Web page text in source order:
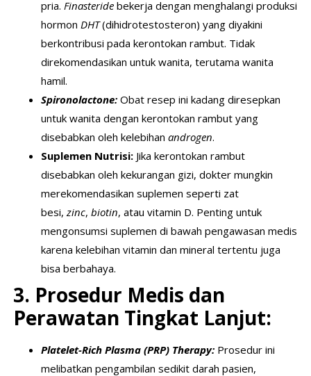
pria. Finasteridebekerja dengan menghalangi produksi
hormon DHT(dihidrotestosteron) yang diyakini
berkontribusi pada kerontokan rambut. Tidak
direkomendasikan untuk wanita, terutama wanita
hamil.
Spironolactone:Obat resep ini kadang diresepkan
untuk wanita dengan kerontokan rambut yang
disebabkan oleh kelebihan androgen.
Suplemen Nutrisi:Jika kerontokan rambut
disebabkan oleh kekurangan gizi, dokter mungkin
merekomendasikan suplemen seperti zat
besi, zinc, biotin, atau vitamin D. Penting untuk
mengonsumsi suplemen di bawah pengawasan medis
karena kelebihan vitamin dan mineral tertentu juga
bisa berbahaya.
3. Prosedur Medis dan
Perawatan Tingkat Lanjut:
Platelet-Rich Plasma (PRP) Therapy:Prosedur ini
melibatkan pengambilan sedikit darah pasien,